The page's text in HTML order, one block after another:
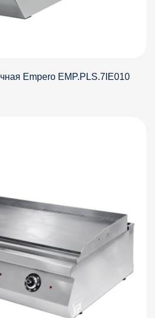
Empero EMP.PLS.7IE010